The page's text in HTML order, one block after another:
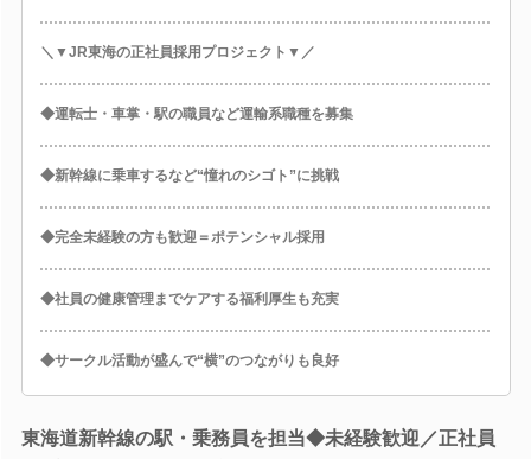
＼▼JR東海の正社員採用プロジェクト▼／
◆運転士・車掌・駅の職員など運輸系職種を募集
◆新幹線に乗車するなど“憧れのシゴト”に挑戦
◆完全未経験の方も歓迎＝ポテンシャル採用
◆社員の健康管理までケアする福利厚生も充実
◆サークル活動が盛んで“横”のつながりも良好
東海道新幹線の駅・乗務員を担当◆未経験歓迎／正社員